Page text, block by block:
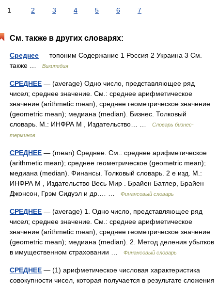
1 2 3 4 5 6 7
См. также в других словарях:
Среднее — топоним Содержание 1 Россия 2 Украина 3 См.
также …
Википедия
СРЕДНЕЕ — (average) Одно число, представляющее ряд
чисел; среднее значение. См.: среднее арифметическое
значение (arithmetic mean); среднее геометрическое значение
(geometric mean); медиана (median). Бизнес. Толковый
словарь. М.: ИНФРА М , Издательство… …
Словарь бизнес-
терминов
СРЕДНЕЕ — (mean) Среднее. См.: среднее арифметическое
(arithmetic mean); среднее геометрическое (geometric mean);
медиана (median). Финансы. Толковый словарь. 2 е изд. М.:
ИНФРА М , Издательство Весь Мир . Брайен Батлер, Брайен
Джонсон, Грэм Сидуэл и др.… …
Финансовый словарь
СРЕДНЕЕ — (average) 1. Одно число, представляющее ряд
чисел; среднее значение. См.: среднее арифметическое
значение (arithmetic mean); среднее геометрическое значение
(geometric mean); медиана (median). 2. Метод деления убытков
в имущественном страховании …
Финансовый словарь
СРЕДНЕЕ — (1) арифметическое числовая характеристика
совокупности чисел, которая получается в результате сложения